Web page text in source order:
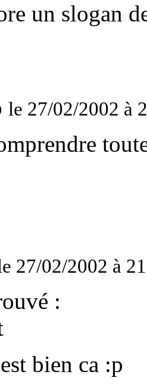
un slogan
le 27/02/2002 à
27/02/2002 à
:
bien ca :p